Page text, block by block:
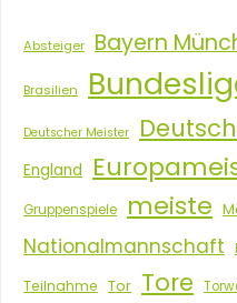
Absteiger Bayern
Brasilien
Deutscher Meister
England
Gruppenspiele meiste
Nationalmannschaft
Teilnahme Tor Tore